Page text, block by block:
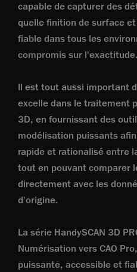
capable de capturer des
quelle finition de surface
fiable dans tous les
compromis sur l'exactitude.
Il est tout aussi important
excelle dans le traitement
3D, en fournissant des
modélisation puissants
rapide et rationalisé entre
tout en pouvant comparer
directement avec les
d'origine.
La série HandySCAN 3D
Numérisation vers CAO
puissante, accessible et